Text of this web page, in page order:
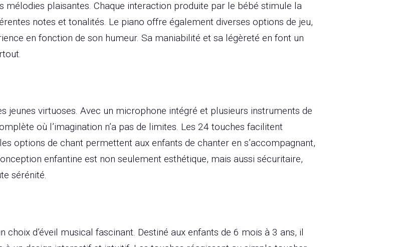
mélodies plaisantes. Chaque interaction produite par le bébé stimule la
notes et tonalités. Le piano offre également diverses options de jeu,
en fonction de son humeur. Sa maniabilité et sa légèreté en font un
jeunes virtuoses. Avec un microphone intégré et plusieurs instruments de
où l’imagination n’a pas de limites. Les 24 touches facilitent
options de chant permettent aux enfants de chanter en s’accompagnant,
enfantine est non seulement esthétique, mais aussi sécuritaire,
sérénité.
choix d’éveil musical fascinant. Destiné aux enfants de 6 mois à 3 ans, il